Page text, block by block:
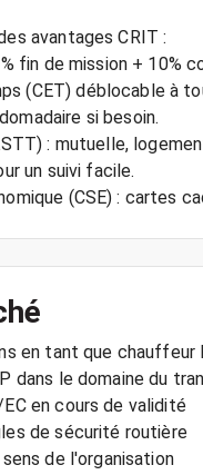
avantages CRIT :
fin de mission + 10%
(CET) déblocable à
si besoin.
: mutuelle,
un suivi facile.
(CSE) : cartes
en tant que chauffeur
dans le domaine du
en cours de validité
de sécurité routière
de l'organisation